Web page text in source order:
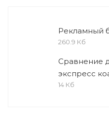
Рекламный
260.9 Кб
Сравнение
экспресс
14 Кб